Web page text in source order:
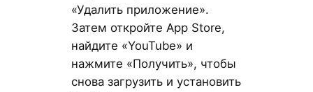
«Удалить приложение».
Затем откройте App Store,
найдите «YouTube» и
нажмите «Получить», чтобы
снова загрузить и установить